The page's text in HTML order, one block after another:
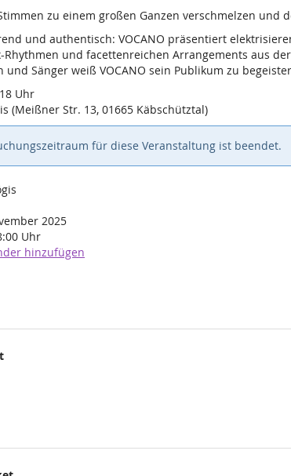
zu einem großen Ganzen verschmelzen und
und authentisch: VOCANO präsentiert
Rhythmen und facettenreichen Arrangements aus
und Sänger weiß VOCANO sein Publikum zu
Uhr
(Meißner Str. 13, 01665 Käbschütztal)
für diese Veranstaltung ist beendet.
2025
Uhr
hinzufügen